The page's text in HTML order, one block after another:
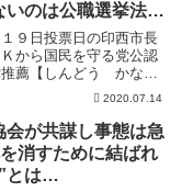
いのは公職選挙法違
９日投票日の印西市長
から国民を守る党公認
薦【しんどう かな】
くお願いいたします。
国会議員ユーチューバ
ンネルで...
2020.07.14
会が共謀し事態は急
消すために結ばれ
とは…